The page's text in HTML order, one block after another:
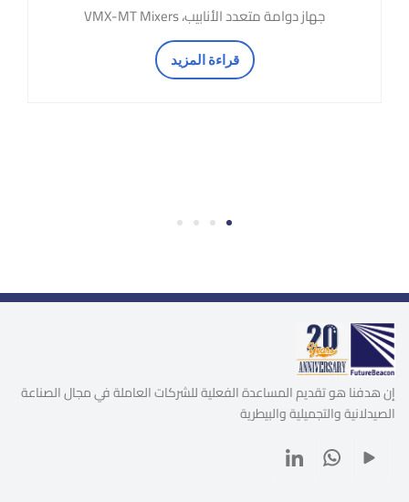
جهاز دوامة متعدد الأنابيب، VMX-MT Mixers
قراءة المزيد
1
2
3
4
إن هدفنا هو تقديم المساعدة الفعلية للشركات العاملة في مجال الصناعة
الصيدلانية والتجميلية والبيطرية